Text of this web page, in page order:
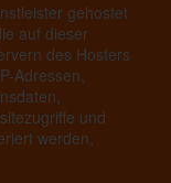
gehostet
auf dieser
des Hosters
Adressen,
und
werden,